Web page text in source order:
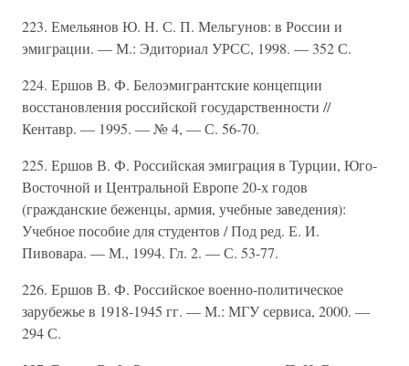
223. Емельянов Ю. Н. С. П. Мельгунов: в России и
эмиграции. — М.: Эдиториал УРСС, 1998. — 352 С.
224. Ершов В. Ф. Белоэмигрантские концепции
восстановления российской государственности //
Кентавр. — 1995. — № 4, — С. 56-70.
225. Ершов В. Ф. Российская эмиграция в Турции, Юго-
Восточной и Центральной Европе 20-х годов
(гражданские беженцы, армия, учебные заведения):
Учебное пособие для студентов / Под ред. Е. И.
Пивовара. — М., 1994. Гл. 2. — С. 53-77.
226. Ершов В. Ф. Российское военно-политическое
зарубежье в 1918-1945 гг. — М.: МГУ сервиса, 2000. —
294 С.